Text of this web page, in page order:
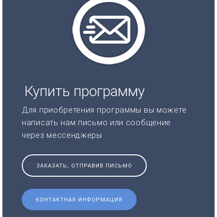
Купить программу
Для приобретения программы вы можете
написать нам письмо или сообщение
через мессенджеры
ЗАКАЗАТЬ, ОТПРАВИВ ПИСЬМО
КОНТАКТНАЯ ИНФОРМАЦИЯ